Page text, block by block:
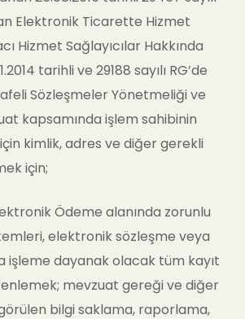
Elektronik Ticarette Hizmet
Hizmet Sağlayıcılar Hakkında
tarihli ve 29188 sayılı RG’de
Sözleşmeler Yönetmeliği ve
kapsamında işlem sahibinin
kimlik, adres ve diğer gerekli
için;
Ödeme alanında zorunlu
elektronik sözleşme veya
işleme dayanak olacak tüm kayıt
mevzuat gereği ve diğer
bilgi saklama, raporlama,